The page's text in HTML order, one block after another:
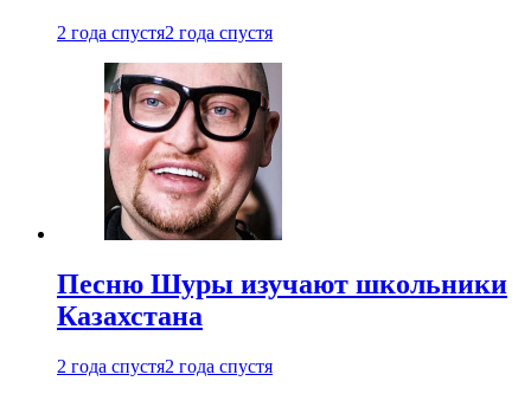
2 года спустя2 года спустя
Песню Шуры изучают школьники
Казахстана
2 года спустя2 года спустя